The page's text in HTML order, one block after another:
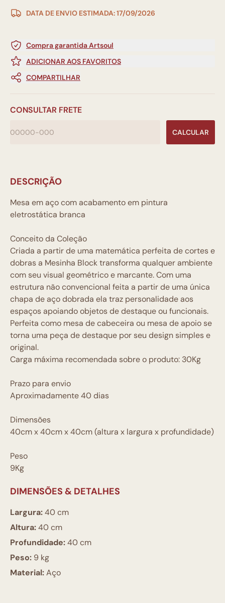
DATA DE ENVIO ESTIMADA: 17/09/2026
Compra garantida Artsoul
ADICIONAR AOS FAVORITOS
COMPARTILHAR
CONSULTAR FRETE
CALCULAR
DESCRIÇÃO
Mesa em aço com acabamento em pintura
eletrostática branca
Conceito da Coleção
Criada a partir de uma matemática perfeita de cortes e
dobras a Mesinha Block transforma qualquer ambiente
com seu visual geométrico e marcante. Com uma
estrutura não convencional feita a partir de uma única
chapa de aço dobrada ela traz personalidade aos
espaços apoiando objetos de destaque ou funcionais.
Perfeita como mesa de cabeceira ou mesa de apoio se
torna uma peça de destaque por seu design simples e
original.
Carga máxima recomendada sobre o produto: 30Kg
Prazo para envio
Aproximadamente 40 dias
Dimensões
40cm x 40cm x 40cm (altura x largura x profundidade)
Peso
9Kg
DIMENSÕES & DETALHES
Largura:40 cm
Altura:40 cm
Profundidade:40 cm
Peso: 9 kg
Material:Aço